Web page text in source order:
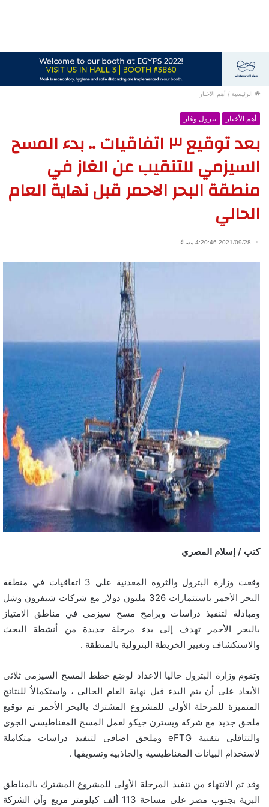
الرئيسية / أهم الأخبار
أهم الأخبار بترول وغاز
بعد توقيع ٣ اتفاقيات .. بدء المسح
السيزمي للتنقيب عن الغاز في
منطقة البحر الاحمر قبل نهاية العام
الحالي
2021/09/28 4:20:46 مساءً
كتب / إسلام المصري
وقعت وزارة البترول والثروة المعدنية على 3 اتفاقيات في منطقة
البحر الأحمر باستثمارات 326 مليون دولار مع شركات شيفرون وشل
ومبادلة لتنفيذ دراسات وبرامج مسح سيزمى في مناطق الامتياز
بالبحر الأحمر تهدف إلى بدء مرحلة جديدة من أنشطة البحث
والاستكشاف وتغيير الخريطة البترولية بالمنطقة .
وتقوم وزارة البترول حاليا الإعداد لوضع خطط المسح السيزمى ثلاثى
الأبعاد على أن يتم البدء قبل نهاية العام الحالى ، واستكمالاُ للنتائج
المتميزة للمرحلة الأولى للمشروع المشترك بالبحر الأحمر تم توقيع
ملحق جديد مع شركة ويسترن جيكو لعمل المسح المغناطيسى الجوى
والتثاقلى بتقنية eFTG وملحق اضافى لتنفيذ دراسات متكاملة
لاستخدام البيانات المغناطيسية والجاذبية وتسويقها .
وقد تم الانتهاء من تنفيذ المرحلة الأولى للمشروع المشترك بالمناطق
البرية بجنوب مصر على مساحة 113 ألف كيلومتر مربع وأن الشركة